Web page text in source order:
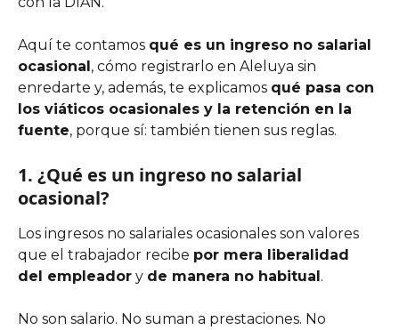
Aquí te contamos qué es un ingreso no salarial
ocasional , cómo registrarlo en Aleluya sin
enredarte y, además, te explicamos qué pasa con
los viáticos ocasionales y la retención en la
fuente, porque sí: también tienen sus reglas.
1. ¿Qué es un ingreso no salarial
ocasional?
Los ingresos no salariales ocasionales son valores
que el trabajador recibe por mera liberalidad
del empleador y de manera no habitual.
No son salario. No suman a prestaciones. No